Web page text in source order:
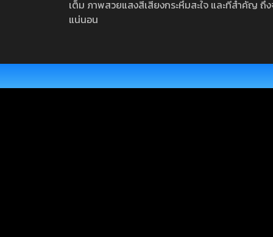
เต็ม ภาพสวยแสงสีเสียงกระหึ่มสะใจ และที่สำคัญ
แน่นอน